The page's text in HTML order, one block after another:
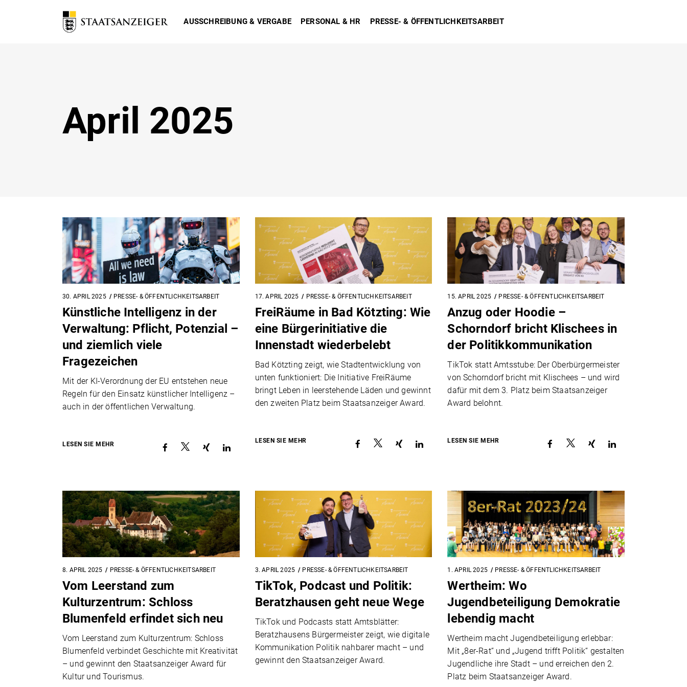
AUSSCHREIBUNG & VERGABE PERSONAL & HR PRESSE- & ÖFFENTLICHKEITSARBEIT
April 2025
30. APRIL 2025 PRESSE- & ÖFFENTLICHKEITSARBEIT
Künstliche Intelligenz in der
Verwaltung: Pflicht, Potenzial –
und ziemlich viele
Fragezeichen
Mit der KI-Verordnung der EU entstehen neue
Regeln für den Einsatz künstlicher Intelligenz –
auch in der öffentlichen Verwaltung.
LESEN SIE MEHR
17. APRIL 2025 PRESSE- & ÖFFENTLICHKEITSARBEIT
FreiRäume in Bad Kötzting: Wie
eine Bürgerinitiative die
Innenstadt wiederbelebt
Bad Kötzting zeigt, wie Stadtentwicklung von
unten funktioniert: Die Initiative FreiRäume
bringt Leben in leerstehende Läden und gewinnt
den zweiten Platz beim Staatsanzeiger Award.
LESEN SIE MEHR
15. APRIL 2025 PRESSE- & ÖFFENTLICHKEITSARBEIT
Anzug oder Hoodie –
Schorndorf bricht Klischees in
der Politikkommunikation
TikTok statt Amtsstube: Der Oberbürgermeister
von Schorndorf bricht mit Klischees – und wird
dafür mit dem 3. Platz beim Staatsanzeiger
Award belohnt.
LESEN SIE MEHR
8. APRIL 2025 PRESSE- & ÖFFENTLICHKEITSARBEIT
Vom Leerstand zum
Kulturzentrum: Schloss
Blumenfeld erfindet sich neu
Vom Leerstand zum Kulturzentrum: Schloss
Blumenfeld verbindet Geschichte mit Kreativität
– und gewinnt den Staatsanzeiger Award für
Kultur und Tourismus.
3. APRIL 2025 PRESSE- & ÖFFENTLICHKEITSARBEIT
TikTok, Podcast und Politik:
Beratzhausen geht neue Wege
TikTok und Podcasts statt Amtsblätter:
Beratzhausens Bürgermeister zeigt, wie digitale
Kommunikation Politik nahbarer macht – und
gewinnt den Staatsanzeiger Award.
1. APRIL 2025 PRESSE- & ÖFFENTLICHKEITSARBEIT
Wertheim: Wo
Jugendbeteiligung Demokratie
lebendig macht
Wertheim macht Jugendbeteiligung erlebbar:
Mit „8er-Rat“ und „Jugend trifft Politik“ gestalten
Jugendliche ihre Stadt – und erreichen den 2.
Platz beim Staatsanzeiger Award.